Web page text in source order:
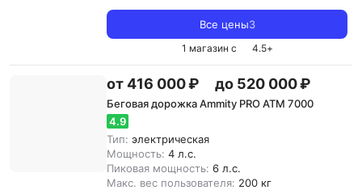
Все цены3
1 магазин с 4.5+
от 416 000 ₽ до 520 000 ₽
Беговая дорожка Ammity PRO ATM 7000
4.9
Тип: электрическая
Мощность: 4 л.с.
Пиковая мощность: 6 л.с.
Макс. вес пользователя: 200 кг